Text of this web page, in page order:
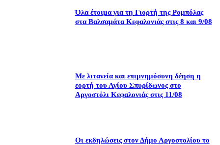
Όλα έτοιμα για τη Γιορτή της Ρομπόλας
στα Βαλσαμάτα Κεφαλονιάς στις 8 και 9/08
Με λιτανεία και επιμνημόσυνη δέηση η
εορτή του Αγίου Σπυρίδωνος στο
Αργοστόλι Κεφαλονιάς στις 11/08
Οι εκδηλώσεις στον Δήμο Αργοστολίου το